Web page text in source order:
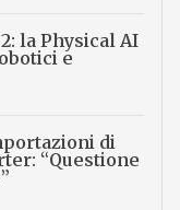
la Physical AI
e
di
“Questione